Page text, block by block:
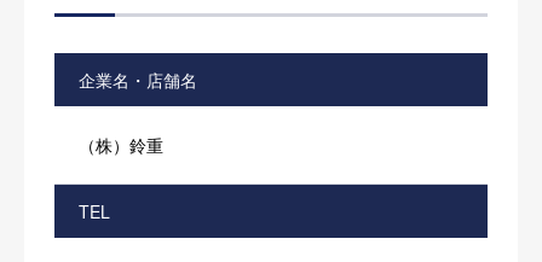
企業名・店舗名
（株）鈴重
TEL